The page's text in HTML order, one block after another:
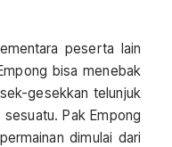
peserta lain
bisa menebak
gesekkan telunjuk
Pak Empong
dimulai dari